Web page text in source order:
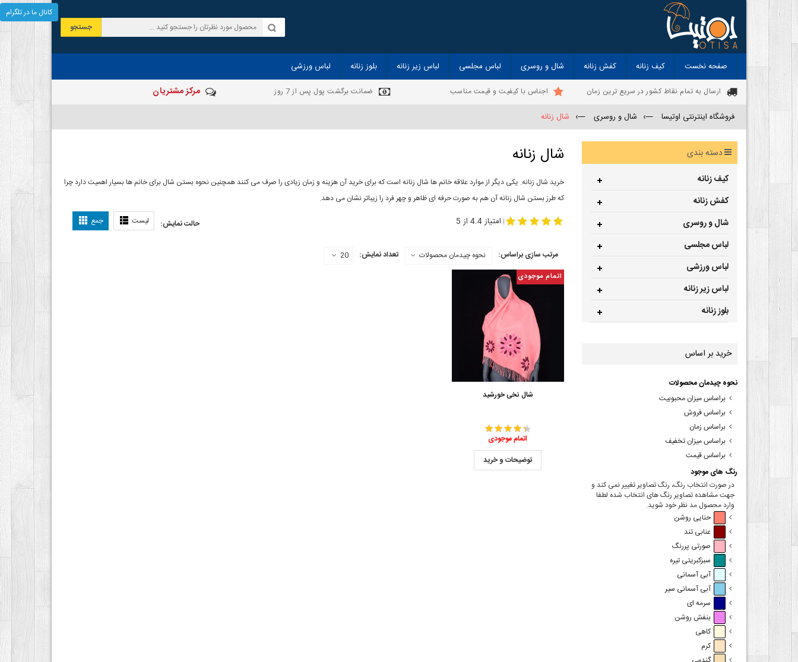
جستجو
صفحه نخست کیف زنانه کفش زنانه شال و روسری لباس مجلسی لباس زیر زنانه بلوز زنانه لباس ورزشی
ارسال به تمام نقاط کشور در سریع ترین زمان اجناس با کیفیت و قیمت مناسب ضمانت برگشت پول پس از 7 روز مرکز مشتریان
فروشگاه اینترنتی اوتیسا —› شال و روسری —› شال زنانه
شال زنانه
خرید شال زنانه. یکی دیگر از موارد علاقه خانم ها شال زنانه است که برای خرید آن هزینه و زمان زیادی را صرف می کنند همچنین نحوه بستن شال برای خانم ها بسیار اهمیت دارد چرا
که طرز بستن شال زنانه آن هم به صورت حرفه ای ظاهر و چهر فرد را زیباتر نشان می دهد.
حالت نمایش: لیست جمع | امتیاز 4.4 از 5
مرتب سازی براساس: نحوه چیدمان محصولات تعداد نمایش: 20
اتمام موجودی
شال نخی خورشید
اتمام موجودی
توضیحات و خرید
دسته بندی
کیف زنانه
کفش زنانه
شال و روسری
لباس مجلسی
لباس ورزشی
لباس زیر زنانه
بلوز زنانه
خرید بر اساس
نحوه چیدمان محصولات
براساس میزان محبوبیت
براساس فروش
براساس زمان
براساس میزان تخفیف
براساس قیمت
رنگ های موجود
در صورت انتخاب رنگ، رنگ تصاویر تغییر نمی کند و
جهت مشاهده تصاویر رنگ های انتخاب شده لطفا
وارد محصول مد نظر خود شوید.
حنایی روشن
عنابی تند
صورتی پررنگ
سبزکبریتی تیره
آبی آسمانی
آبی آسمانی سیر
سرمه ای
بنفش روشن
کاهی
کرم
کانال ما در تلگرام